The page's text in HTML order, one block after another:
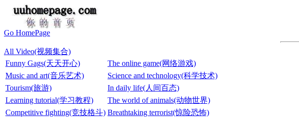
Go HomePage
All Video(视频集合)
Funny Gags(天天开心)
The online game(网络游戏)
Music and art(音乐艺术)
Science and technology(科学技术)
Tourism(旅游)
In daily life(人间百态)
Learning tutorial(学习教程)
The world of animals(动物世界)
Competitive fighting(竞技格斗) Breathtaking terrorist(惊险恐怖)